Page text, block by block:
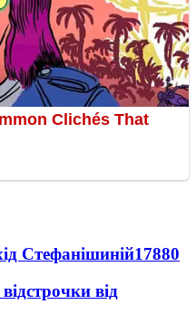
Стефанішиній17880
від